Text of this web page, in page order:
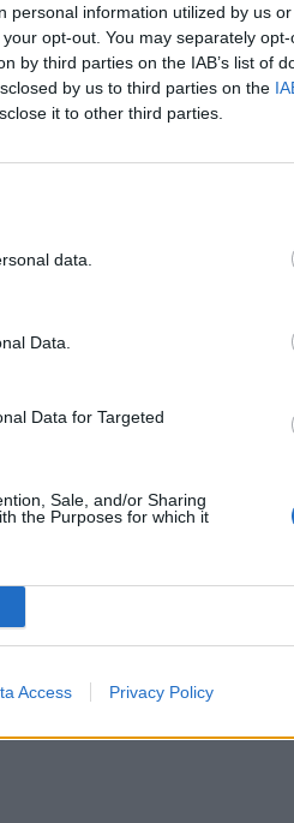
personal information utilized by us
opt-out. You may separately
by third parties on the IAB’s list of
by us to third parties on the
it to other third parties.
data.
Data.
Data for Targeted
Sale, and/or Sharing
the Purposes for which it
Access Privacy Policy